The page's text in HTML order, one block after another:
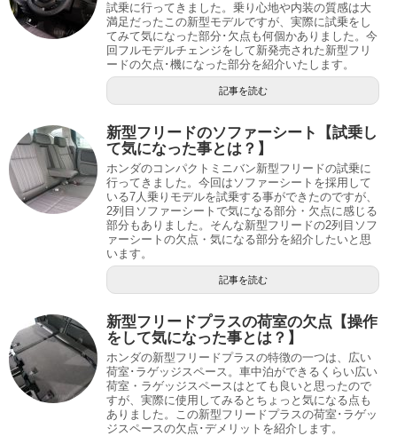
試乗に行ってきました。乗り心地や内装の質感は大
満足だったこの新型モデルですが、実際に試乗をし
てみて気になった部分･欠点も何個かありました。今
回フルモデルチェンジをして新発売された新型フリ
ードの欠点･機になった部分を紹介いたします。
記事を読む
新型フリードのソファーシート【試乗し
て気になった事とは？】
ホンダのコンパクトミニバン新型フリードの試乗に
行ってきました。今回はソファーシートを採用して
いる7人乗りモデルを試乗する事ができたのですが、
2列目ソファーシートで気になる部分・欠点に感じる
部分もありました。そんな新型フリードの2列目ソフ
ァーシートの欠点・気になる部分を紹介したいと思
います。
記事を読む
新型フリードプラスの荷室の欠点【操作
をして気になった事とは？】
ホンダの新型フリードプラスの特徴の一つは、広い
荷室･ラゲッジスペース。車中泊ができるくらい広い
荷室・ラゲッジスペースはとても良いと思ったので
すが、実際に使用してみるとちょっと気になる点も
ありました。この新型フリードプラスの荷室･ラゲッ
ジスペースの欠点･デメリットを紹介します。